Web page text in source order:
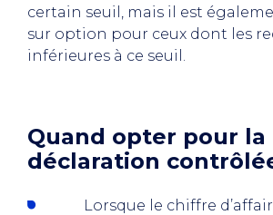
certain seuil, mais il est
sur option pour ceux dont les
inférieures à ce seuil.
Quand opter pour la
déclaration
Lorsque le chiffre